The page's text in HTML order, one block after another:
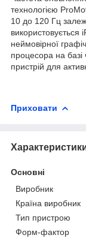
технологією
10 до 120 Гц
неймовірної
процесора на базі
пристрій для
Приховати
Основні
Виробник
Країна виробник
Тип пристрою
Форм-фактор